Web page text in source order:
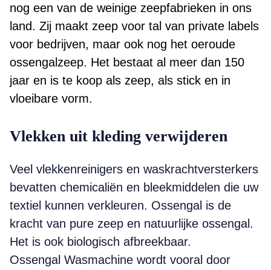
nog een van de weinige zeepfabrieken in ons
land. Zij maakt zeep voor tal van private labels
voor bedrijven, maar ook nog het oeroude
ossengalzeep. Het bestaat al meer dan 150
jaar en is te koop als zeep, als stick en in
vloeibare vorm.
Vlekken uit kleding verwijderen
Veel vlekkenreinigers en waskrachtversterkers
bevatten chemicaliën en bleekmiddelen die uw
textiel kunnen verkleuren. Ossengal is de
kracht van pure zeep en natuurlijke ossengal.
Het is ook biologisch afbreekbaar.
Ossengal Wasmachine wordt vooral door